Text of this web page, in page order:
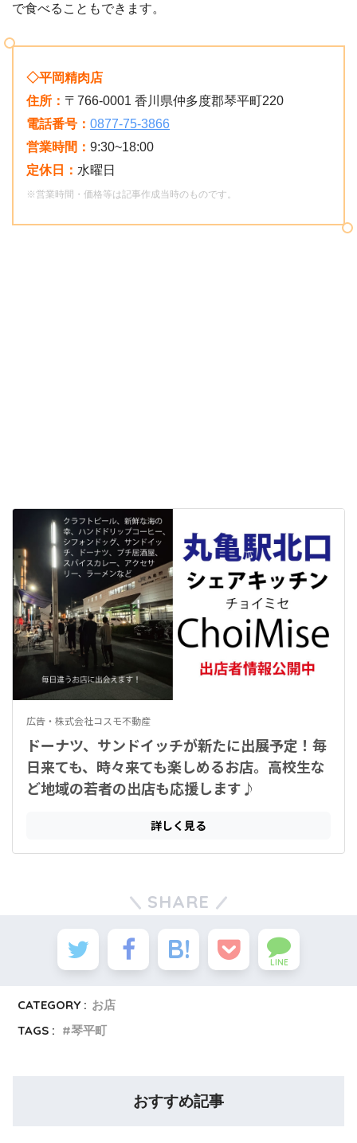
で食べることもできます。
◇平岡精肉店
住所： 〒766-0001 香川県仲多度郡琴平町220
電話番号： 0877-75-3866
営業時間： 9:30~18:00
定休日： 水曜日
※営業時間・価格等は記事作成当時のものです。
SHARE
LINE
CATEGORY : お店
TAGS :
琴平町
おすすめ記事